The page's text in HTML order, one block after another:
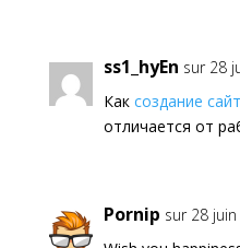
ss1_hyEn sur 28
Как создание
отличается от
Pornip sur 28